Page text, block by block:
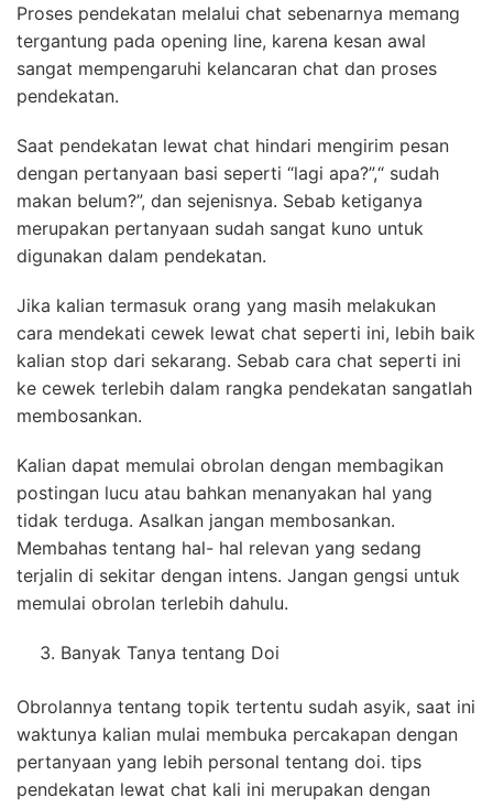
Proses pendekatan melalui chat sebenarnya memang
tergantung pada opening line, karena kesan awal
sangat mempengaruhi kelancaran chat dan proses
pendekatan.
Saat pendekatan lewat chat hindari mengirim pesan
dengan pertanyaan basi seperti “lagi apa?”,“ sudah
makan belum?”, dan sejenisnya. Sebab ketiganya
merupakan pertanyaan sudah sangat kuno untuk
digunakan dalam pendekatan.
Jika kalian termasuk orang yang masih melakukan
cara mendekati cewek lewat chat seperti ini, lebih baik
kalian stop dari sekarang. Sebab cara chat seperti ini
ke cewek terlebih dalam rangka pendekatan sangatlah
membosankan.
Kalian dapat memulai obrolan dengan membagikan
postingan lucu atau bahkan menanyakan hal yang
tidak terduga. Asalkan jangan membosankan.
Membahas tentang hal- hal relevan yang sedang
terjalin di sekitar dengan intens. Jangan gengsi untuk
memulai obrolan terlebih dahulu.
Banyak Tanya tentang Doi
Obrolannya tentang topik tertentu sudah asyik, saat ini
waktunya kalian mulai membuka percakapan dengan
pertanyaan yang lebih personal tentang doi. tips
pendekatan lewat chat kali ini merupakan dengan